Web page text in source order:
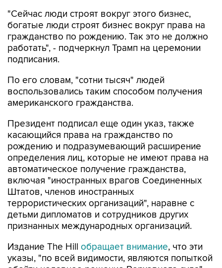
"Сейчас люди строят вокруг этого бизнес,
богатые люди строят бизнес вокруг права на
гражданство по рождению. Так это не должно
работать", - подчеркнул Трамп на церемонии
подписания.
По его словам, "сотни тысяч" людей
воспользовались таким способом получения
американского гражданства.
Президент подписал еще один указ, также
касающийся права на гражданство по
рождению и подразумевающий расширение
определения лиц, которые не имеют права на
автоматическое получение гражданства,
включая "иностранных врагов Соединенных
Штатов, членов иностранных
террористических организаций", наравне с
детьми дипломатов и сотрудников других
признанных международных организаций.
Издание The Hill обращает внимание, что эти
указы, "по всей видимости, являются попыткой